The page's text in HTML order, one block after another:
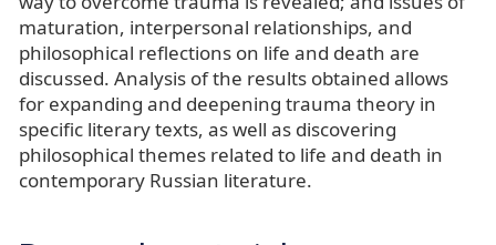
maturation, interpersonal relationships, and
philosophical reflections on life and death are
discussed. Analysis of the results obtained allows
for expanding and deepening trauma theory in
specific literary texts, as well as discovering
philosophical themes related to life and death in
contemporary Russian literature.